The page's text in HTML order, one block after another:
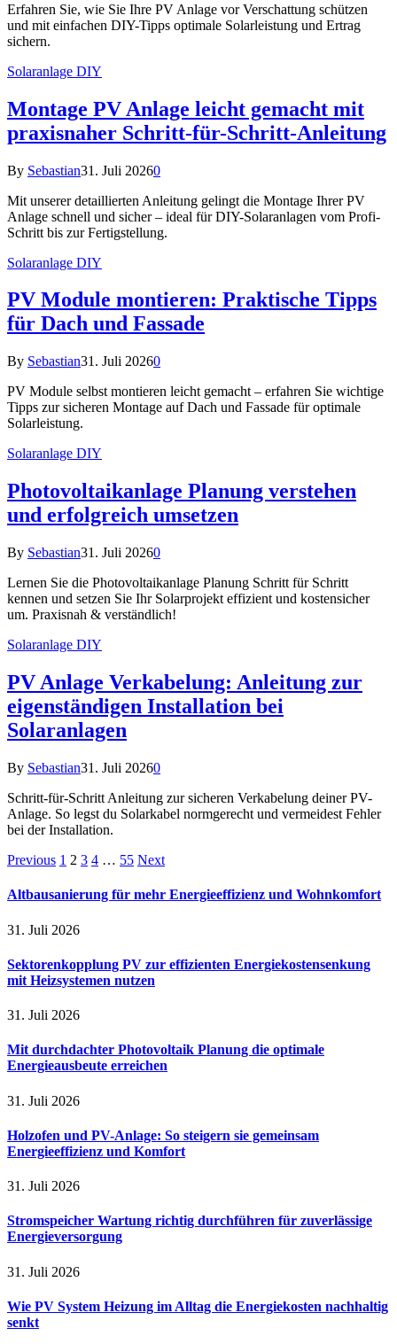
Erfahren Sie, wie Sie Ihre PV Anlage vor Verschattung schützen
und mit einfachen DIY-Tipps optimale Solarleistung und Ertrag
sichern.
Solaranlage DIY
Montage PV Anlage leicht gemacht mit
praxisnaher Schritt-für-Schritt-Anleitung
By Sebastian31. Juli 20260
Mit unserer detaillierten Anleitung gelingt die Montage Ihrer PV
Anlage schnell und sicher – ideal für DIY-Solaranlagen vom Profi-
Schritt bis zur Fertigstellung.
Solaranlage DIY
PV Module montieren: Praktische Tipps
für Dach und Fassade
By Sebastian31. Juli 20260
PV Module selbst montieren leicht gemacht – erfahren Sie wichtige
Tipps zur sicheren Montage auf Dach und Fassade für optimale
Solarleistung.
Solaranlage DIY
Photovoltaikanlage Planung verstehen
und erfolgreich umsetzen
By Sebastian31. Juli 20260
Lernen Sie die Photovoltaikanlage Planung Schritt für Schritt
kennen und setzen Sie Ihr Solarprojekt effizient und kostensicher
um. Praxisnah & verständlich!
Solaranlage DIY
PV Anlage Verkabelung: Anleitung zur
eigenständigen Installation bei
Solaranlagen
By Sebastian31. Juli 20260
Schritt-für-Schritt Anleitung zur sicheren Verkabelung deiner PV-
Anlage. So legst du Solarkabel normgerecht und vermeidest Fehler
bei der Installation.
Previous 1 2 3 4 … 55 Next
Altbausanierung für mehr Energieeffizienz und Wohnkomfort
31. Juli 2026
Sektorenkopplung PV zur effizienten Energiekostensenkung
mit Heizsystemen nutzen
31. Juli 2026
Mit durchdachter Photovoltaik Planung die optimale
Energieausbeute erreichen
31. Juli 2026
Holzofen und PV-Anlage: So steigern sie gemeinsam
Energieeffizienz und Komfort
31. Juli 2026
Stromspeicher Wartung richtig durchführen für zuverlässige
Energieversorgung
31. Juli 2026
Wie PV System Heizung im Alltag die Energiekosten nachhaltig
senkt